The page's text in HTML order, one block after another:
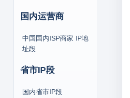
国内运营商
中国国内ISP商家 IP地
址段
省市IP段
国内省市IP段